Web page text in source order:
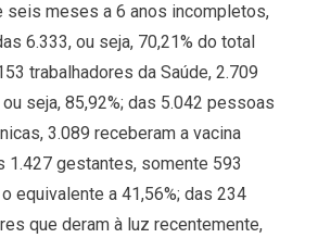
seis meses a 6 anos incompletos,
6.333, ou seja, 70,21% do total
trabalhadores da Saúde, 2.709
seja, 85,92%; das 5.042 pessoas
3.089 receberam a vacina
1.427 gestantes, somente 593
equivalente a 41,56%; das 234
que deram à luz recentemente,